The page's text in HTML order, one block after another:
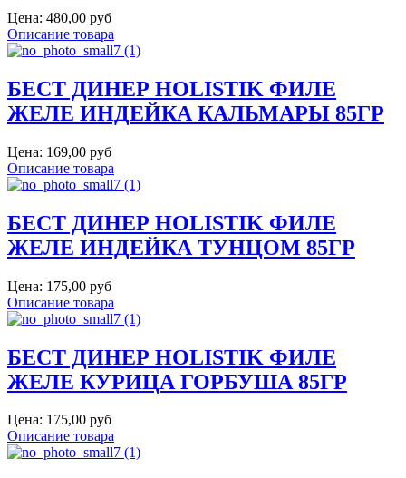
Цена: 480,00 руб
Описание товара
БЕСТ ДИНЕР HOLISTIK ФИЛЕ
ЖЕЛЕ ИНДЕЙКА КАЛЬМАРЫ 85ГР
Цена: 169,00 руб
Описание товара
БЕСТ ДИНЕР HOLISTIK ФИЛЕ
ЖЕЛЕ ИНДЕЙКА ТУНЦОМ 85ГР
Цена: 175,00 руб
Описание товара
БЕСТ ДИНЕР HOLISTIK ФИЛЕ
ЖЕЛЕ КУРИЦА ГОРБУША 85ГР
Цена: 175,00 руб
Описание товара